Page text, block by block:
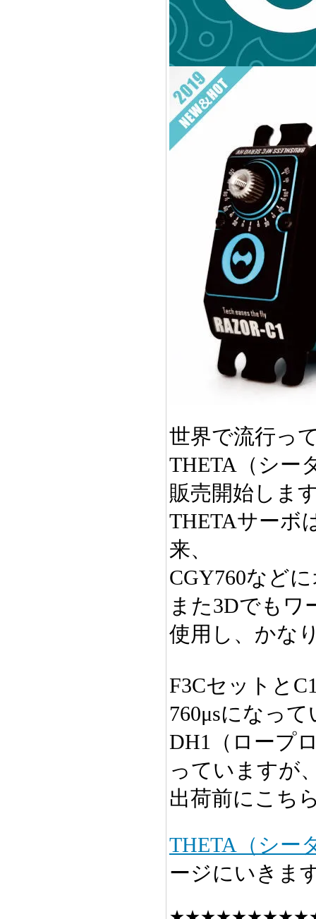
世界で流行っ
THETA（シー
販売開始しま
THETAサーボ
来、
CGY760など
また3Dでもワ
使用し、かな
F3Cセットと
760μsになっ
DH1（ロープ
っていますが
出荷前にこち
THETA（シー
ージにいきま